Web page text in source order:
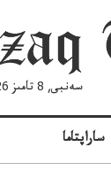
سەنبى, 8 تامىز 2026
ساراپتاما